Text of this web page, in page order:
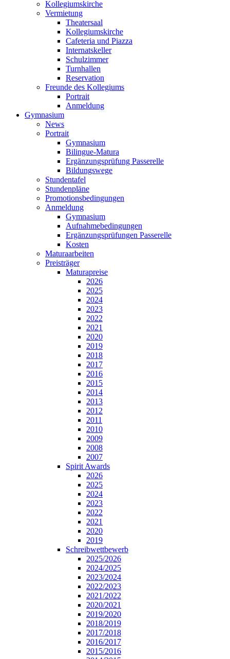
Kollegiumskirche
Vermietung
Theatersaal
Kollegiumskirche
Cafeteria und Piazza
Internatskeller
Schulzimmer
Turnhallen
Reservation
Freunde des Kollegiums
Portrait
Anmeldung
Gymnasium
News
Portrait
Gymnasium
Bilingue-Matura
Ergänzungsprüfung Passerelle
Bildungswege
Stundentafel
Stundenpläne
Promotionsbedingungen
Anmeldung
Gymnasium
Aufnahmebedingungen
Ergänzungsprüfungen Passerelle
Kosten
Maturaarbeiten
Preisträger
Maturapreise
2026
2025
2024
2023
2022
2021
2020
2019
2018
2017
2016
2015
2014
2013
2012
2011
2010
2009
2008
2007
Spirit Awards
2026
2025
2024
2023
2022
2021
2020
2019
Schreibwettbewerb
2025/2026
2024/2025
2023/2024
2022/2023
2021/2022
2020/2021
2019/2020
2018/2019
2017/2018
2016/2017
2015/2016